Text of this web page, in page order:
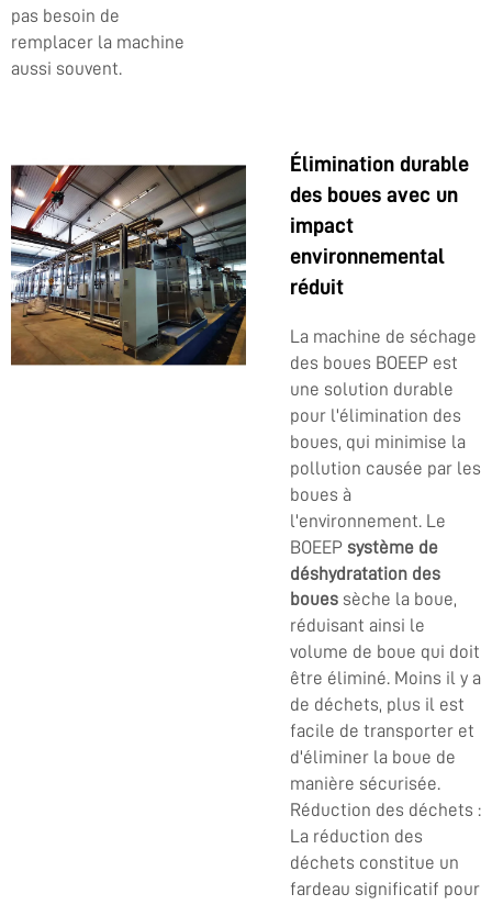
pas besoin de
remplacer la machine
aussi souvent.
Élimination durable
des boues avec un
impact
environnemental
réduit
La machine de séchage
des boues BOEEP est
une solution durable
pour l'élimination des
boues, qui minimise la
pollution causée par les
boues à
l'environnement. Le
BOEEP système de
déshydratation des
boues sèche la boue,
réduisant ainsi le
volume de boue qui doit
être éliminé. Moins il y a
de déchets, plus il est
facile de transporter et
d'éliminer la boue de
manière sécurisée.
Réduction des déchets :
La réduction des
déchets constitue un
fardeau significatif pour